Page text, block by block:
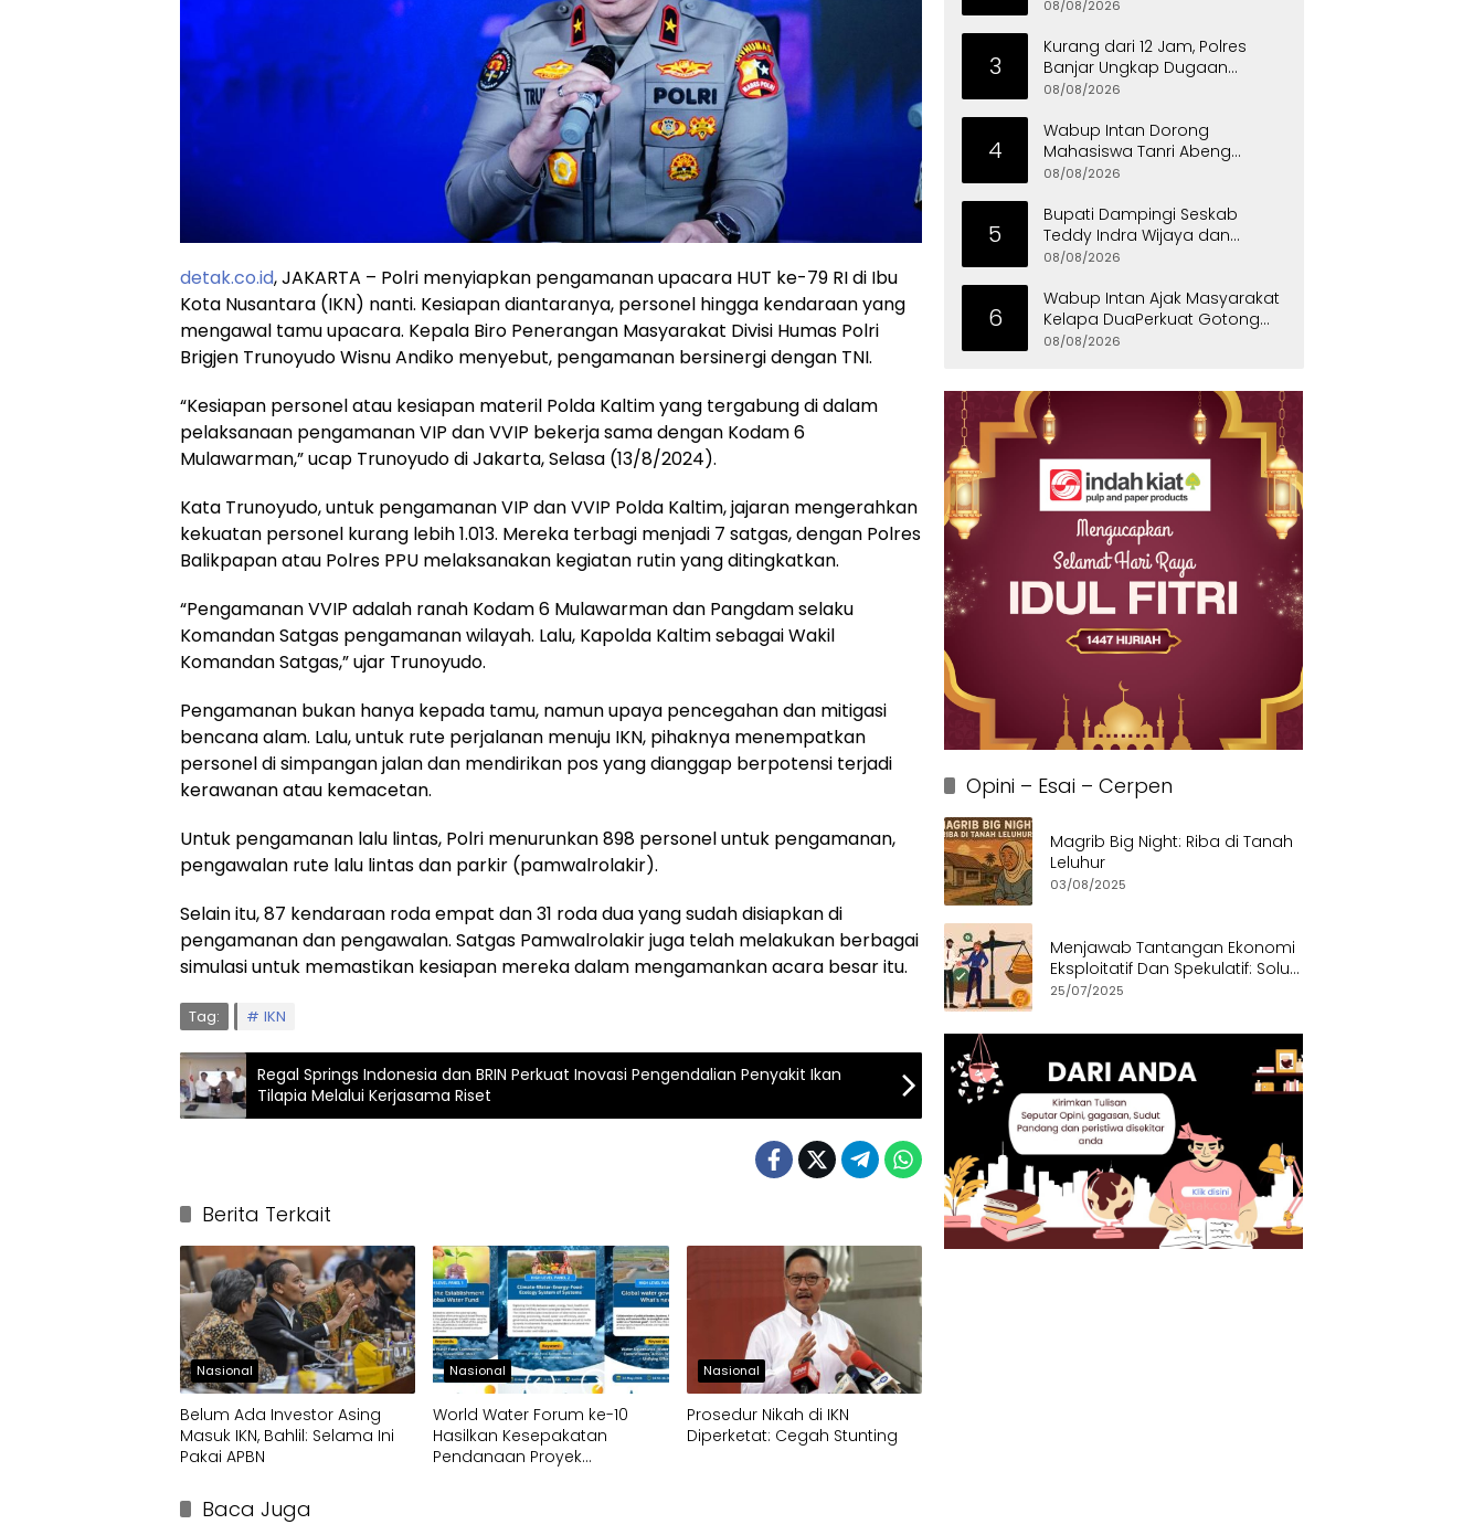
detak.co.id, JAKARTA – Polri menyiapkan pengamanan upacara HUT ke-79 RI di Ibu
Kota Nusantara (IKN) nanti. Kesiapan diantaranya, personel hingga kendaraan yang
mengawal tamu upacara. Kepala Biro Penerangan Masyarakat Divisi Humas Polri
Brigjen Trunoyudo Wisnu Andiko menyebut, pengamanan bersinergi dengan TNI.
“Kesiapan personel atau kesiapan materil Polda Kaltim yang tergabung di dalam
pelaksanaan pengamanan VIP dan VVIP bekerja sama dengan Kodam 6
Mulawarman,” ucap Trunoyudo di Jakarta, Selasa (13/8/2024).
Kata Trunoyudo, untuk pengamanan VIP dan VVIP Polda Kaltim, jajaran mengerahkan
kekuatan personel kurang lebih 1.013. Mereka terbagi menjadi 7 satgas, dengan Polres
Balikpapan atau Polres PPU melaksanakan kegiatan rutin yang ditingkatkan.
“Pengamanan VVIP adalah ranah Kodam 6 Mulawarman dan Pangdam selaku
Komandan Satgas pengamanan wilayah. Lalu, Kapolda Kaltim sebagai Wakil
Komandan Satgas,” ujar Trunoyudo.
Pengamanan bukan hanya kepada tamu, namun upaya pencegahan dan mitigasi
bencana alam. Lalu, untuk rute perjalanan menuju IKN, pihaknya menempatkan
personel di simpangan jalan dan mendirikan pos yang dianggap berpotensi terjadi
kerawanan atau kemacetan.
Untuk pengamanan lalu lintas, Polri menurunkan 898 personel untuk pengamanan,
pengawalan rute lalu lintas dan parkir (pamwalrolakir).
Selain itu, 87 kendaraan roda empat dan 31 roda dua yang sudah disiapkan di
pengamanan dan pengawalan. Satgas Pamwalrolakir juga telah melakukan berbagai
simulasi untuk memastikan kesiapan mereka dalam mengamankan acara besar itu.
Tag: IKN
Regal Springs Indonesia dan BRIN Perkuat Inovasi Pengendalian Penyakit Ikan
Tilapia Melalui Kerjasama Riset
Berita Terkait
Nasional
Belum Ada Investor Asing
Masuk IKN, Bahlil: Selama Ini
Pakai APBN
Nasional
World Water Forum ke-10
Hasilkan Kesepakatan
Pendanaan Proyek
Nasional
Prosedur Nikah di IKN
Diperketat: Cegah Stunting
Baca Juga
08/08/2026
3
Kurang dari 12 Jam, Polres
Banjar Ungkap Dugaan
Pembunuhan Berencana,
08/08/2026
4
Wabup Intan Dorong
Mahasiswa Tanri Abeng
University Jadi Generasi
08/08/2026
5
Bupati Dampingi Seskab
Teddy Indra Wijaya dan
Mensos Tinjau Sekolah Rakyat
08/08/2026
6
Wabup Intan Ajak Masyarakat
Kelapa DuaPerkuat Gotong
Royong dan Persatuan
08/08/2026
Opini – Esai – Cerpen
Magrib Big Night: Riba di Tanah
Leluhur
03/08/2025
Menjawab Tantangan Ekonomi
Eksploitatif Dan Spekulatif: Solusi
Etis dan Berkeadilan
25/07/2025